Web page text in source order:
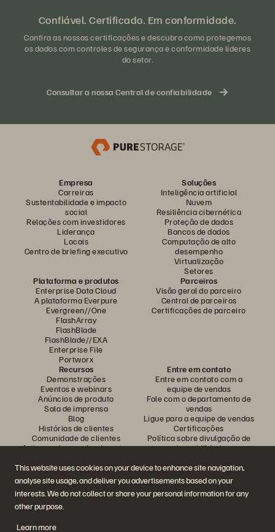
This website uses cookies on your device to enhance site navigation,
analyse site usage, and deliver you advertisements based on your
interests. We do not collect or share your personal information for any
other purpose.
Learn more
Confiável. Certificado. Em conformidade.
Confira as nossas certificações e descubra como protegemos
os dados com controles de segurança e conformidade líderes
do setor.
Consultar a nossa Central de confiabilidade
Empresa
Carreiras
Sustentabilidade e impacto
social
Relações com investidores
Liderança
Locais
Centro de briefing executivo
Soluções
Inteligência artificial
Nuvem
Resiliência cibernética
Proteção de dados
Bancos de dados
Computação de alto
desempenho
Virtualização
Setores
Plataforma e produtos
Enterprise Data Cloud
A plataforma Everpure
Evergreen//One
FlashArray
FlashBlade
FlashBlade//EXA
Enterprise File
Portworx
Parceiros
Visão geral do parceiro
Central de parceiros
Certificações de parceiro
Recursos
Demonstrações
Eventos e webinars
Anúncios de produto
Sala de imprensa
Blog
Histórias de clientes
Comunidade de clientes
Artigos sobre conhecimentos
Entre em contato
Entre em contato com a
equipe de vendas
Fale com o departamento de
vendas
Ligue para a equipe de vendas
Certificações
Política sobre divulgação de
vulnerabilidades
Participe da conversa
Siga todas as redes sociais da Everpure